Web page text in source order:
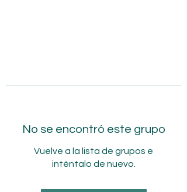
No se encontró este grupo
Vuelve a la lista de grupos e
inténtalo de nuevo.